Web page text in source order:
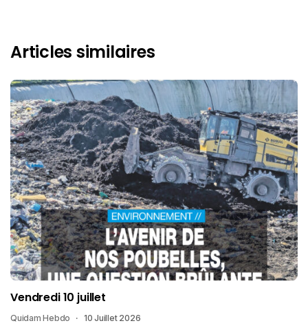
Articles similaires
Vendredi 10 juillet
Quidam Hebdo 10 Juillet 2026